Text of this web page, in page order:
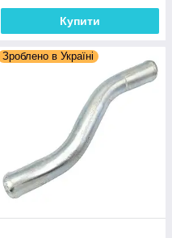
Купити
Зроблено в Україні